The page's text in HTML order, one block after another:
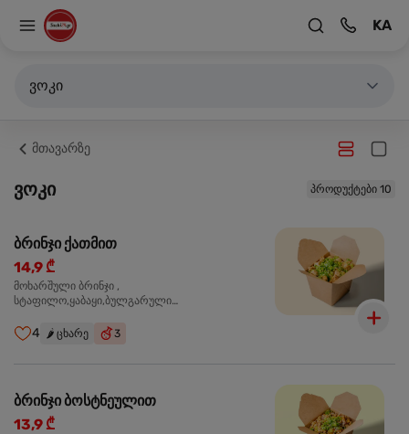
KA
ვოკი
მთავარზე
ვოკი პროდუქტები 10
ბრინჯი ქათმით
14,9 ₾
მოხარშული ბრინჯი ,
სტაფილო,ყაბაყი,ბულგარული
ტკბილ ცხარე სოუსი,მწვანე ხახვი,სეზამის
მარცვლის ნაზავი,მზესუმზირის ზეთი,ბარდა
4 🌶️ ცხარე 3
ბრინჯი ბოსტნეულით
13,9 ₾